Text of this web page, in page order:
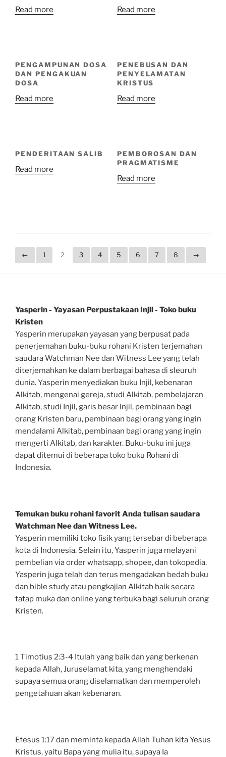
Read more Read more
PENGAMPUNAN DOSA
DAN PENGAKUAN
DOSA
Read more
PENEBUSAN DAN
PENYELAMATAN
KRISTUS
Read more
PENDERITAAN SALIB
Read more
PEMBOROSAN DAN
PRAGMATISME
Read more
← 1 2 3 4 5 6 7 8 →
Yasperin - Yayasan Perpustakaan Injil - Toko buku
Kristen
Yasperin merupakan yayasan yang berpusat pada
penerjemahan buku-buku rohani Kristen terjemahan
saudara Watchman Nee dan Witness Lee yang telah
diterjemahkan ke dalam berbagai bahasa di sleuruh
dunia. Yasperin menyediakan buku Injil, kebenaran
Alkitab, mengenai gereja, studi Alkitab, pembelajaran
Alkitab, studi Injil, garis besar Injil, pembinaan bagi
orang Kristen baru, pembinaan bagi orang yang ingin
mendalami Alkitab, pembinaan bagi orang yang ingin
mengerti Alkitab, dan karakter. Buku-buku ini juga
dapat ditemui di beberapa toko buku Rohani di
Indonesia.
Temukan buku rohani favorit Anda tulisan saudara
Watchman Nee dan Witness Lee.
Yasperin memiliki toko fisik yang tersebar di beberapa
kota di Indonesia. Selain itu, Yasperin juga melayani
pembelian via order whatsapp, shopee, dan tokopedia.
Yasperin juga telah dan terus mengadakan bedah buku
dan bible study atau pengkajian Alkitab baik secara
tatap muka dan online yang terbuka bagi seluruh orang
Kristen.
1 Timotius 2:3-4 Itulah yang baik dan yang berkenan
kepada Allah, Juruselamat kita, yang menghendaki
supaya semua orang diselamatkan dan memperoleh
pengetahuan akan kebenaran.
Efesus 1:17 dan meminta kepada Allah Tuhan kita Yesus
Kristus, yaitu Bapa yang mulia itu, supaya Ia